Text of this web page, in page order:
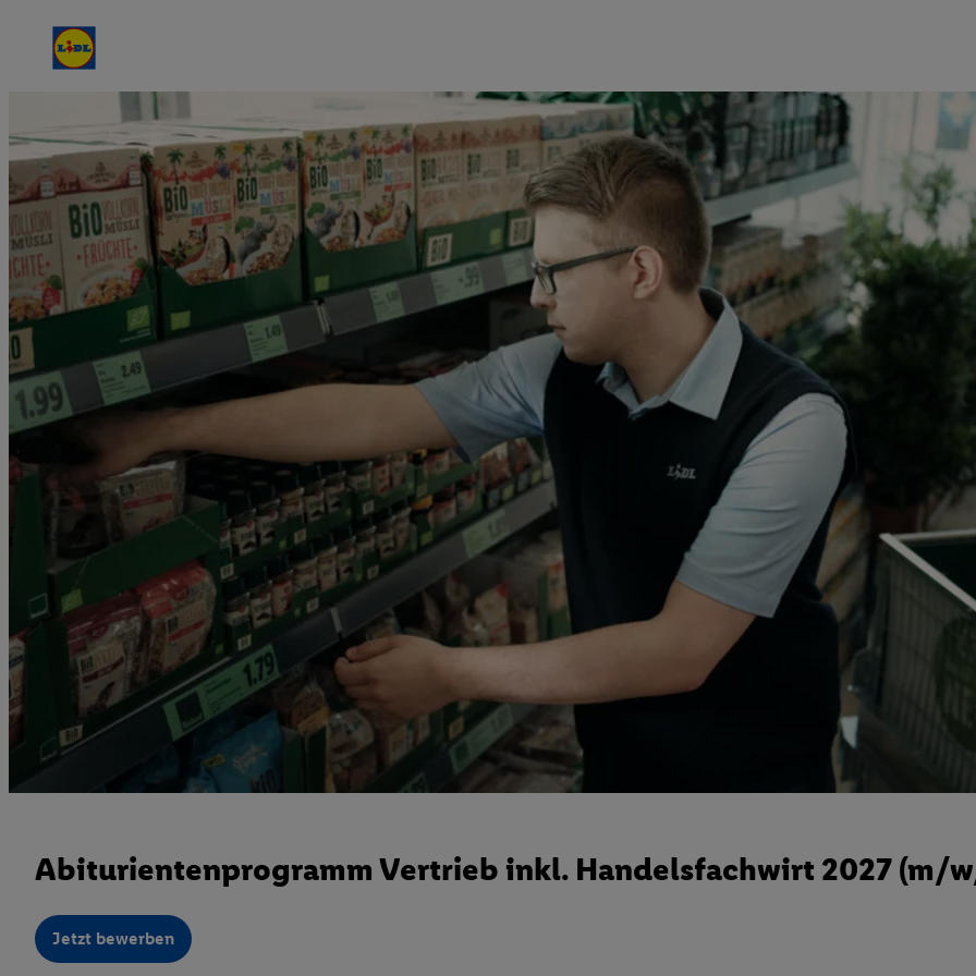
Abiturientenprogramm Vertrieb inkl. Handelsfachwirt 2027 (m/
Jetzt bewerben